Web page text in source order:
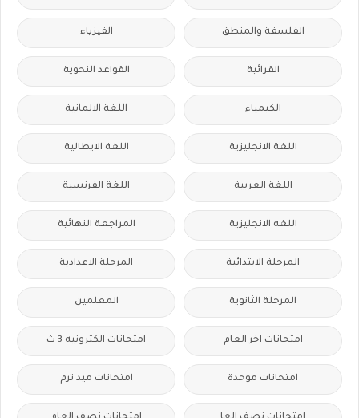
الفلسفة والمنطق الفيزياء
القرائية القواعد النحوية
الكيمياء اللغة الالمانية
اللغة الانجليزية اللغة الايطالية
اللغة العربية اللغة الفرنسية
اللغه الانجليزية المراجعة النهائية
المرحلة الابتدائية المرحلة الاعدادية
المرحلة الثانوية المعلمين
امتحانات اخر العام امتحانات الكترونيه 3 ث
امتحانات موحدة امتحانات ميد ترم